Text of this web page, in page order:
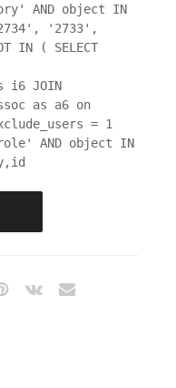
AND object IN
'2733',
IN ( SELECT
i6 JOIN
as a6 on
= 1
AND object IN